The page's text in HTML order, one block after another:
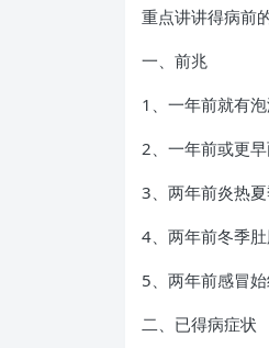
重点讲讲得病前
一、前兆
1、一年前就有
2、一年前或更
3、两年前炎热
4、两年前冬季
5、两年前感冒
二、已得病症状